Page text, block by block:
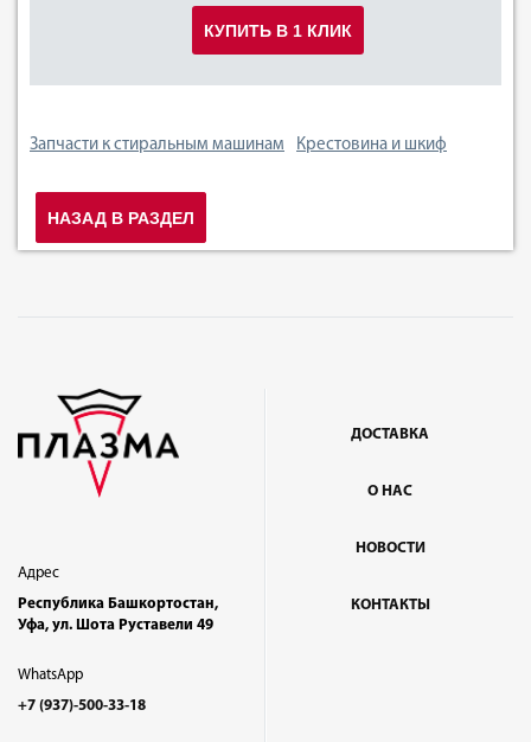
КУПИТЬ В 1 КЛИК
Запчасти к стиральным машинам Крестовина и шкиф
НАЗАД В РАЗДЕЛ
Адрес
Республика Башкортостан,
Уфа, ул. Шота Руставели 49
WhatsApp
+7 (937)-500-33-18
ДОСТАВКА
О НАС
НОВОСТИ
КОНТАКТЫ